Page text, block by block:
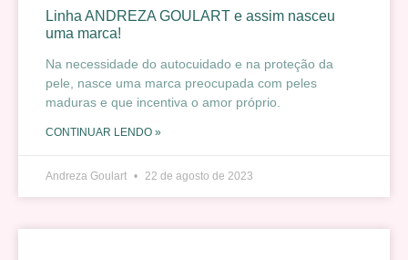
Linha ANDREZA GOULART e assim nasceu
uma marca!
Na necessidade do autocuidado e na proteção da
pele, nasce uma marca preocupada com peles
maduras e que incentiva o amor próprio.
CONTINUAR LENDO »
Andreza Goulart 22 de agosto de 2023